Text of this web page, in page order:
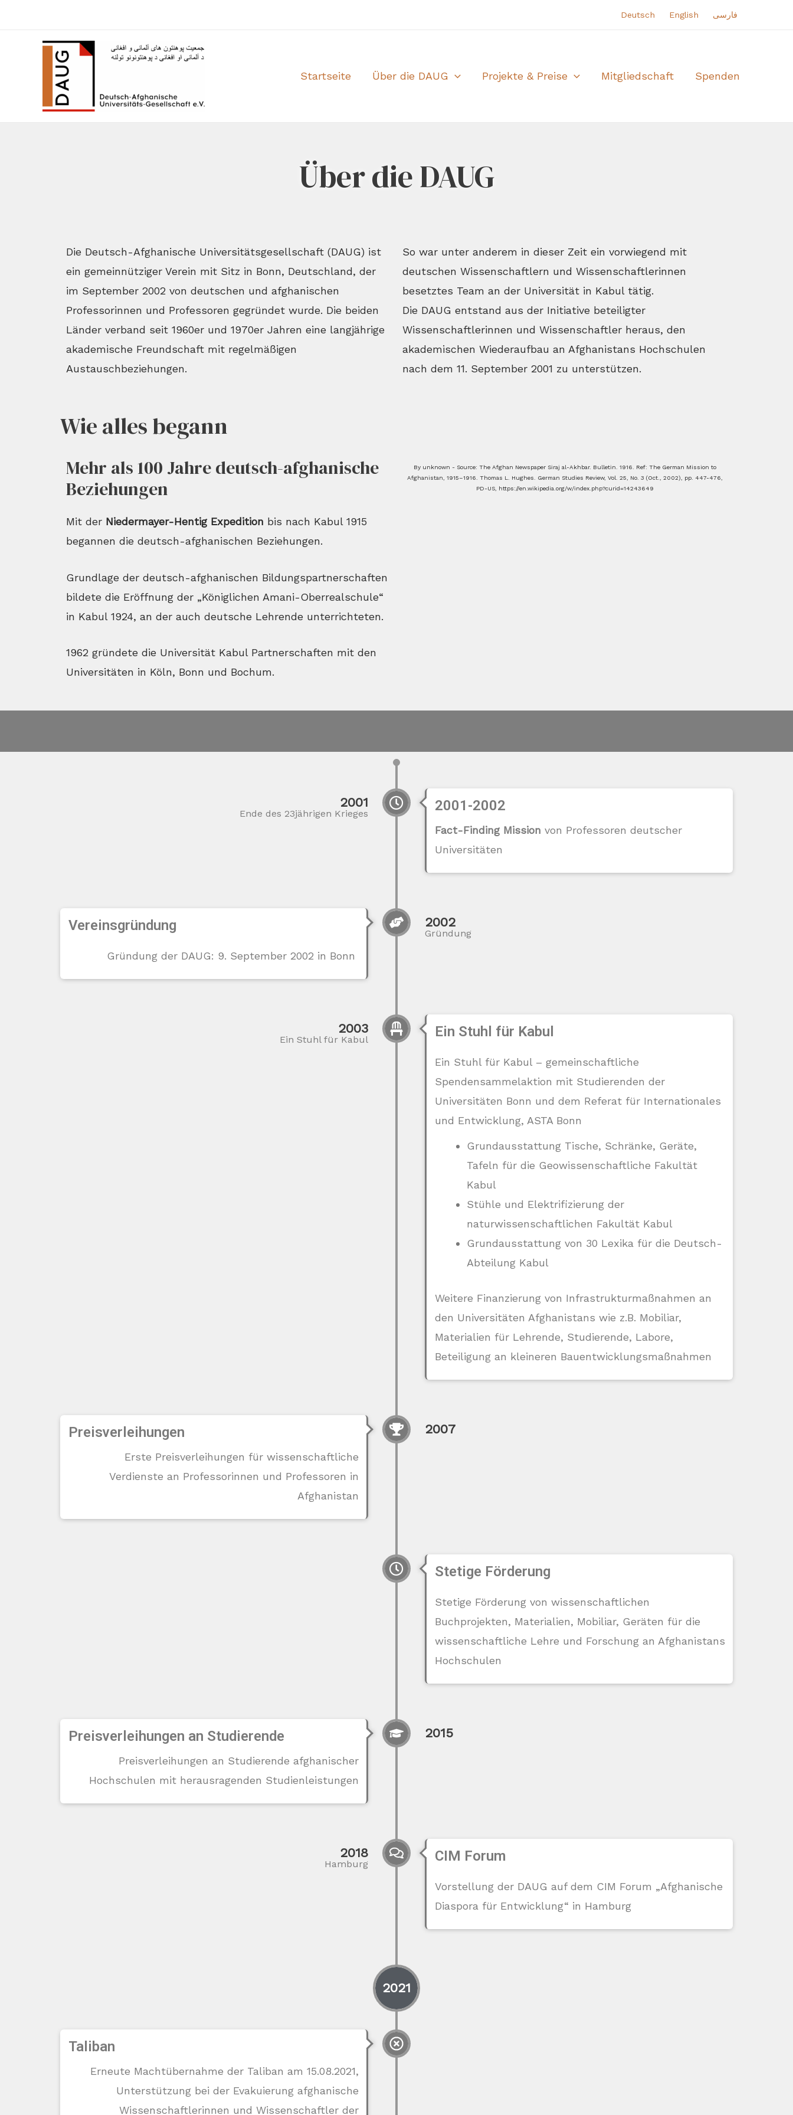
Deutsch English فارسی
Startseite Über die DAUG Projekte & Preise Mitgliedschaft Spenden
Über die DAUG
Die Deutsch-Afghanische Universitätsgesellschaft (DAUG) ist
ein gemeinnütziger Verein mit Sitz in Bonn, Deutschland, der
im September 2002 von deutschen und afghanischen
Professorinnen und Professoren gegründet wurde. Die beiden
Länder verband seit 1960er und 1970er Jahren eine langjährige
akademische Freundschaft mit regelmäßigen
Austauschbeziehungen.
So war unter anderem in dieser Zeit ein vorwiegend mit
deutschen Wissenschaftlern und Wissenschaftlerinnen
besetztes Team an der Universität in Kabul tätig.
Die DAUG entstand aus der Initiative beteiligter
Wissenschaftlerinnen und Wissenschaftler heraus, den
akademischen Wiederaufbau an Afghanistans Hochschulen
nach dem 11. September 2001 zu unterstützen.
Wie alles begann
Mehr als 100 Jahre deutsch-afghanische
Beziehungen
Mit der Niedermayer-Hentig Expedition bis nach Kabul 1915
begannen die deutsch-afghanischen Beziehungen.
Grundlage der deutsch-afghanischen Bildungspartnerschaften
bildete die Eröffnung der „Königlichen Amani-Oberrealschule“
in Kabul 1924, an der auch deutsche Lehrende unterrichteten.
1962 gründete die Universität Kabul Partnerschaften mit den
Universitäten in Köln, Bonn und Bochum.
By unknown - Source: The Afghan Newspaper Siraj al-Akhbar. Bulletin. 1916. Ref: The German Mission to
Afghanistan, 1915–1916. Thomas L. Hughes. German Studies Review, Vol. 25, No. 3 (Oct., 2002), pp. 447-476,
PD-US, https://en.wikipedia.org/w/index.php?curid=14243649
2001
Ende des 23jährigen Krieges 2001-2002
Fact-Finding Mission von Professoren deutscher
Universitäten
2002
Gründung
Vereinsgründung
Gründung der DAUG: 9. September 2002 in Bonn
2003
Ein Stuhl für Kabul Ein Stuhl für Kabul
Ein Stuhl für Kabul – gemeinschaftliche
Spendensammelaktion mit Studierenden der
Universitäten Bonn und dem Referat für Internationales
und Entwicklung, ASTA Bonn
Grundausstattung Tische, Schränke, Geräte,
Tafeln für die Geowissenschaftliche Fakultät
Kabul
Stühle und Elektrifizierung der
naturwissenschaftlichen Fakultät Kabul
Grundausstattung von 30 Lexika für die Deutsch-
Abteilung Kabul
Weitere Finanzierung von Infrastrukturmaßnahmen an
den Universitäten Afghanistans wie z.B. Mobiliar,
Materialien für Lehrende, Studierende, Labore,
Beteiligung an kleineren Bauentwicklungsmaßnahmen
2007
Preisverleihungen
Erste Preisverleihungen für wissenschaftliche
Verdienste an Professorinnen und Professoren in
Afghanistan
Stetige Förderung
Stetige Förderung von wissenschaftlichen
Buchprojekten, Materialien, Mobiliar, Geräten für die
wissenschaftliche Lehre und Forschung an Afghanistans
Hochschulen
2015
Preisverleihungen an Studierende
Preisverleihungen an Studierende afghanischer
Hochschulen mit herausragenden Studienleistungen
2018
Hamburg CIM Forum
Vorstellung der DAUG auf dem CIM Forum „Afghanische
Diaspora für Entwicklung“ in Hamburg
2021
Taliban
Erneute Machtübernahme der Taliban am 15.08.2021,
Unterstützung bei der Evakuierung afghanische
Wissenschaftlerinnen und Wissenschaftler der